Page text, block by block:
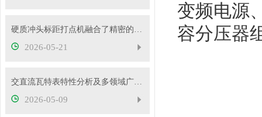
硬质冲头标距打点机融合了精密的机械传动与弹性冲击技术
2026-05-21
交直流瓦特表特性分析及多领域广泛应用
2026-05-09
变频电源
容分压器